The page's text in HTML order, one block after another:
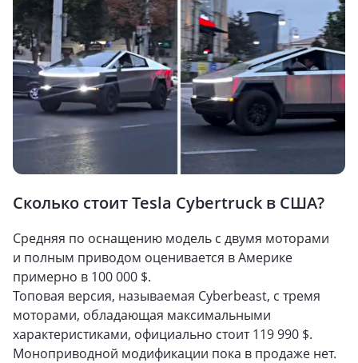
Сколько стоит Tesla Cybertruck в США?
Средняя по оснащению модель с двумя моторами
и полным приводом оценивается в Америке
примерно в 100 000 $.
Топовая версия, называемая Cyberbeast, с тремя
моторами, обладающая максимальными
характеристиками, официально стоит 119 990 $.
Моноприводной модификации пока в продаже нет.